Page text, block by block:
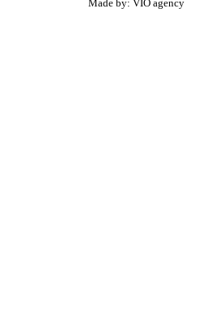
Made by: VIO agency